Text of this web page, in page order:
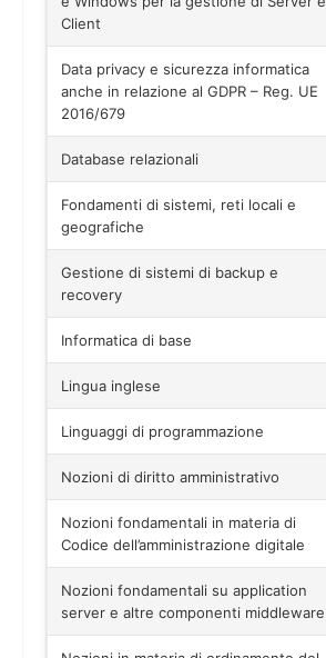
Client
Data privacy e sicurezza informatica
anche in relazione al GDPR – Reg. UE
2016/679
Database relazionali
Fondamenti di sistemi, reti locali e
geografiche
Gestione di sistemi di backup e
recovery
Informatica di base
Lingua inglese
Linguaggi di programmazione
Nozioni di diritto amministrativo
Nozioni fondamentali in materia di
Codice dell’amministrazione digitale
Nozioni fondamentali su application
server e altre componenti middleware